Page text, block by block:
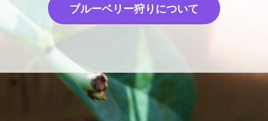
ブルーベリー狩りについて